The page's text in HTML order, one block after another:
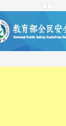
link
link
link
link
link
link
link
link
link
link
link
link
link